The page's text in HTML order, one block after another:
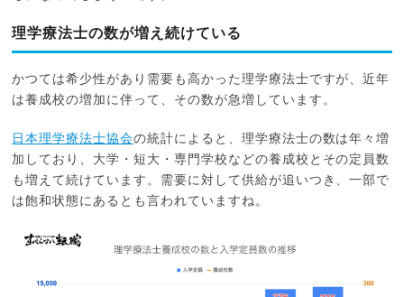
理学療法士の数が増え続けている
かつては希少性があり需要も高かった理学療法士ですが、近年
は養成校の増加に伴って、その数が急増しています。
日本理学療法士協会の統計によると、理学療法士の数は年々増
加しており、大学・短大・専門学校などの養成校とその定員数
も増えて続けています。需要に対して供給が追いつき、一部で
は飽和状態にあるとも言われていますね。